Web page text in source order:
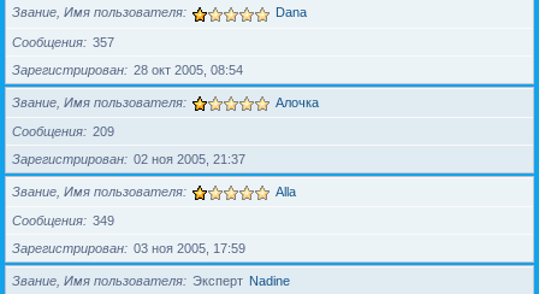
Звание, Имя пользователя Dana
Сообщения
357
Зарегистрирован
28 окт 2005, 08:54
Звание, Имя пользователя Алочка
Сообщения
209
Зарегистрирован
02 ноя 2005, 21:37
Звание, Имя пользователя Alla
Сообщения
349
Зарегистрирован
03 ноя 2005, 17:59
Звание, Имя пользователя Эксперт Nadine